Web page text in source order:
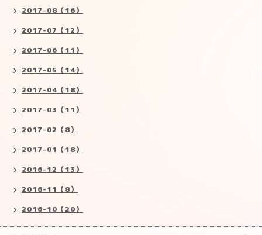
2017-08（16）
2017-07（12）
2017-06（11）
2017-05（14）
2017-04（18）
2017-03（11）
2017-02（8）
2017-01（18）
2016-12（13）
2016-11（8）
2016-10（20）